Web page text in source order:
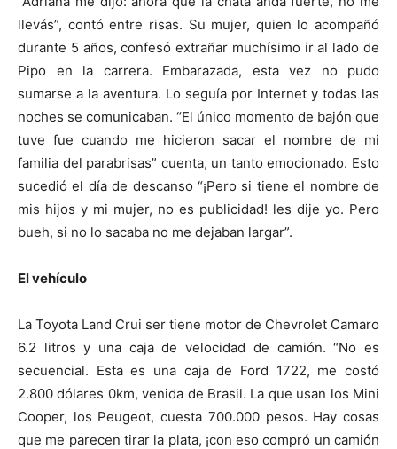
llevás”, contó entre risas. Su mujer, quien lo acompañó
durante 5 años, confesó extrañar muchísimo ir al lado de
Pipo en la carrera. Embarazada, esta vez no pudo
sumarse a la aventura. Lo seguía por Internet y todas las
noches se comunicaban. “El único momento de bajón que
tuve fue cuando me hicieron sacar el nombre de mi
familia del parabrisas” cuenta, un tanto emocionado. Esto
sucedió el día de descanso “¡Pero si tiene el nombre de
mis hijos y mi mujer, no es publicidad! les dije yo. Pero
bueh, si no lo sacaba no me dejaban largar”.
El vehículo
La Toyota Land Crui ser tiene motor de Chevrolet Camaro
6.2 litros y una caja de velocidad de camión. “No es
secuencial. Esta es una caja de Ford 1722, me costó
2.800 dólares 0km, venida de Brasil. La que usan los Mini
Cooper, los Peugeot, cuesta 700.000 pesos. Hay cosas
que me parecen tirar la plata, ¡con eso compró un camión